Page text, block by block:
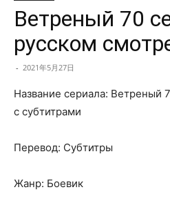
Ветреный 70
русском
- 2021年5月27日
Название сериала: Ветреный
с субтитрами
Перевод: Субтитры
Жанр: Боевик